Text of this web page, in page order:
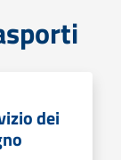
dei